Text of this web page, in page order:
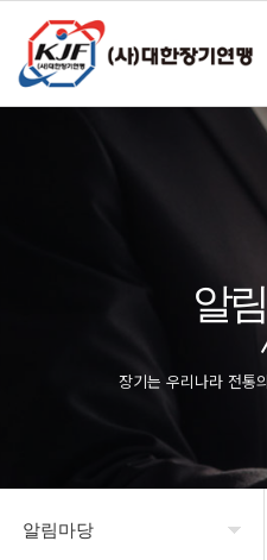
알
장기는 우리나라 전통
알림마당